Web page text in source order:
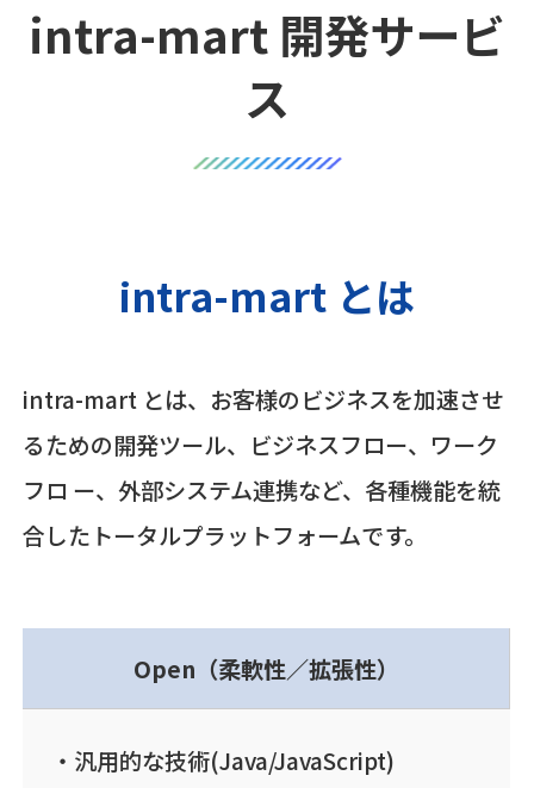
intra-mart 開発サービ
ス
intra-mart とは
intra-mart とは、お客様のビジネスを加速させ
るための開発ツール、ビジネスフロー、ワーク
フロ ー、外部システム連携など、各種機能を統
合したトータルプラットフォームです。
Open（柔軟性／拡張性）
汎用的な技術(Java/JavaScript)